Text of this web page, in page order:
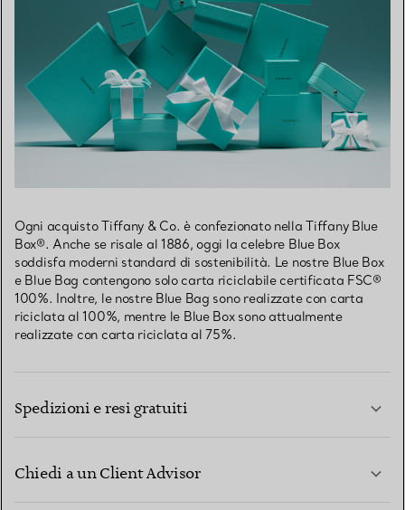
Ogni acquisto Tiffany & Co. è confezionato nella Tiffany Blue
Box®. Anche se risale al 1886, oggi la celebre Blue Box
soddisfa moderni standard di sostenibilità. Le nostre Blue Box
e Blue Bag contengono solo carta riciclabile certificata FSC®
100%. Inoltre, le nostre Blue Bag sono realizzate con carta
riciclata al 100%, mentre le Blue Box sono attualmente
realizzate con carta riciclata al 75%.
Spedizioni e resi gratuiti
Chiedi a un Client Advisor